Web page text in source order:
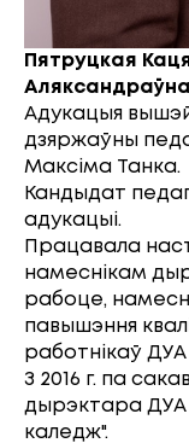
Пятруцкая
Аляксандраўна
Адукацыя
дзяржаўны
Максіма Танка.
Кандыдат
адукацыі.
Працавала
намеснікам
рабоце,
павышэння
работнікаў ДУА
З 2016 г. па
дырэктара ДУА
каледж".